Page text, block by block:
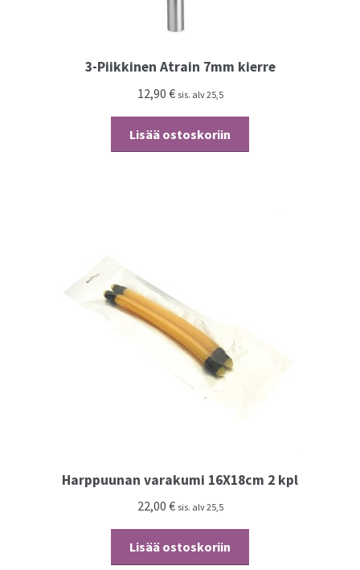
3-Piikkinen Atrain 7mm kierre
12,90 € sis. alv 25,5
Lisää ostoskoriin
Harppuunan varakumi 16X18cm 2 kpl
22,00 € sis. alv 25,5
Lisää ostoskoriin